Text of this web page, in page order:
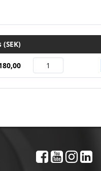
(SEK)